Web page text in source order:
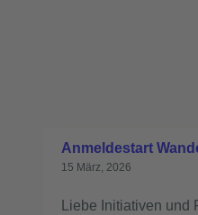
Anmeldestart
15 März, 2026
Liebe Initiativen und